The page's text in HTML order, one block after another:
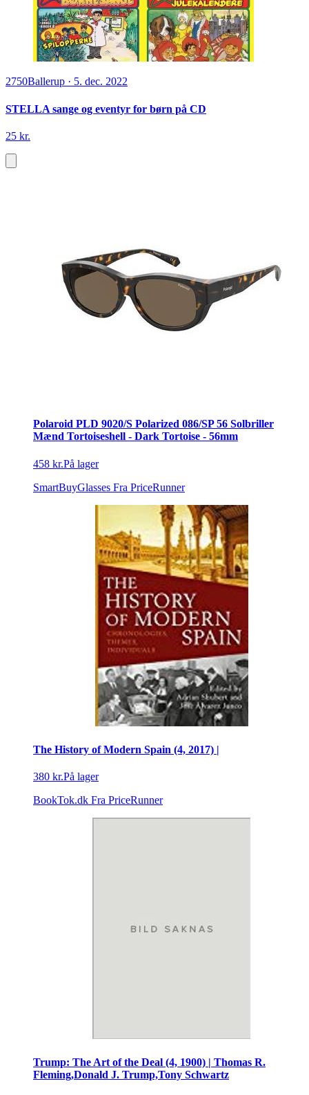
2750Ballerup · 5. dec. 2022
STELLA sange og eventyr for børn på CD
25 kr.
Polaroid PLD 9020/S Polarized 086/SP 56 Solbriller
Mænd Tortoiseshell - Dark Tortoise - 56mm
458 kr.På lager
SmartBuyGlasses Fra PriceRunner
The History of Modern Spain (4, 2017) |
380 kr.På lager
BookTok.dk Fra PriceRunner
Trump: The Art of the Deal (4, 1900) | Thomas R.
Fleming,Donald J. Trump,Tony Schwartz